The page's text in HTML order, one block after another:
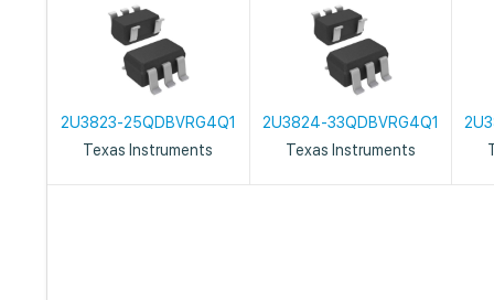
2U3823-25QDBVRG4Q1
Texas Instruments
2U3824-33QDBVRG4Q1
Texas Instruments